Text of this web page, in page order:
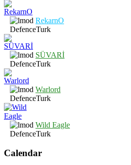
RekarnO
DefenceTurk
SÜVARİ
DefenceTurk
Warlord
DefenceTurk
Wild Eagle
DefenceTurk
Calendar